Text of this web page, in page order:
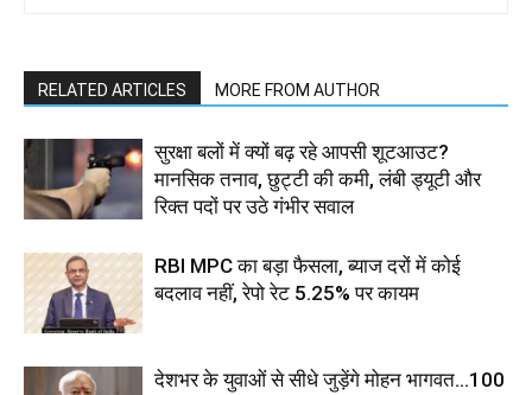
RELATED ARTICLES MORE FROM AUTHOR
सुरक्षा बलों में क्यों बढ़ रहे आपसी शूटआउट?
मानसिक तनाव, छुट्टी की कमी, लंबी ड्यूटी और
रिक्त पदों पर उठे गंभीर सवाल
RBI MPC का बड़ा फैसला, ब्याज दरों में कोई
बदलाव नहीं, रेपो रेट 5.25% पर कायम
देशभर के युवाओं से सीधे जुड़ेंगे मोहन भागवत...100